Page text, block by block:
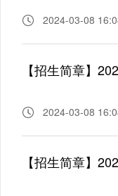
2024-03-08
【招生简章】
2024-03-08
【招生简章】